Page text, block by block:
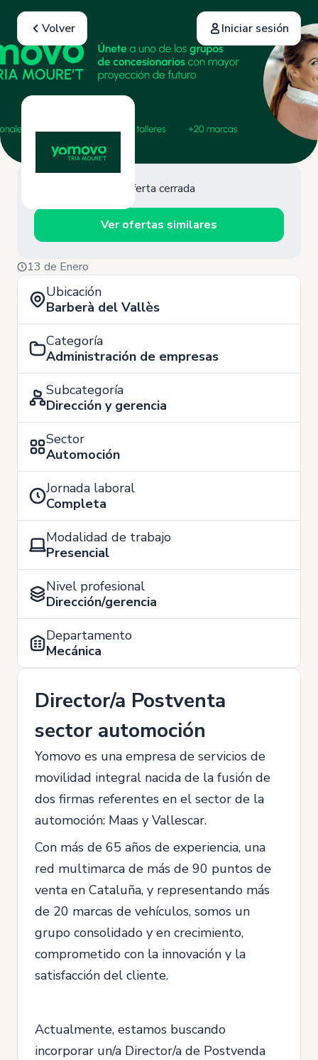
Volver Iniciar sesión
Oferta cerrada
Ver ofertas similares
13 de Enero
Ubicación
Barberà del Vallès
Categoría
Administración de empresas
Subcategoría
Dirección y gerencia
Sector
Automoción
Jornada laboral
Completa
Modalidad de trabajo
Presencial
Nivel profesional
Dirección/gerencia
Departamento
Mecánica
Director/a Postventa
sector automoción
Yomovo es una empresa de servicios de
movilidad integral nacida de la fusión de
dos firmas referentes en el sector de la
automoción: Maas y Vallescar.
Con más de 65 años de experiencia, una
red multimarca de más de 90 puntos de
venta en Cataluña, y representando más
de 20 marcas de vehículos, somos un
grupo consolidado y en crecimiento,
comprometido con la innovación y la
satisfacción del cliente.
Actualmente, estamos buscando
incorporar un/a Director/a de Postvenda